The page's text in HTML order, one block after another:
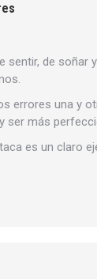
sentir, de soñar
errores una y
ser más
es un claro